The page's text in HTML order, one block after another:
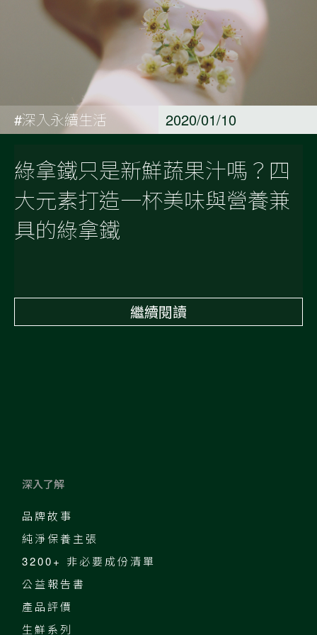
#深入永續生活 2020/01/10
綠拿鐵只是新鮮蔬果汁嗎？四
大元素打造一杯美味與營養兼
具的綠拿鐵
繼續閱讀
深入了解
品牌故事
純淨保養主張
3200+ 非必要成份清單
公益報告書
產品評價
生鮮系列